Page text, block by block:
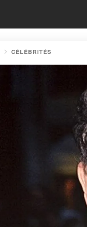
CÉLÉBRITÉS